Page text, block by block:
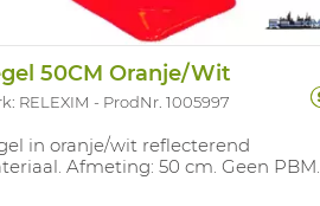
50CM Oranje/Wit
RELEXIM ProdNr. 1005997
in oranje/wit reflecterend
Afmeting: 50 cm. Geen PBM.